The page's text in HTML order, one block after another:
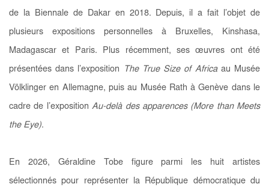
de la Biennale de Dakar en 2018. Depuis, il a fait l’objet de
plusieurs expositions personnelles à Bruxelles, Kinshasa,
Madagascar et Paris. Plus récemment, ses œuvres ont été
présentées dans l’exposition The True Size of Africaau Musée
Völklinger en Allemagne, puis au Musée Rath à Genève dans le
cadre de l’expositionAu-delà des apparences (More than Meets
the Eye).
En 2026, Géraldine Tobe figure parmi les huit artistes
sélectionnés pour représenter la République démocratique du